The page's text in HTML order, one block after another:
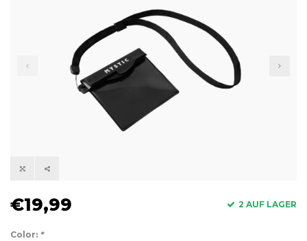
€19,99 2 AUF LAGER
Color: *